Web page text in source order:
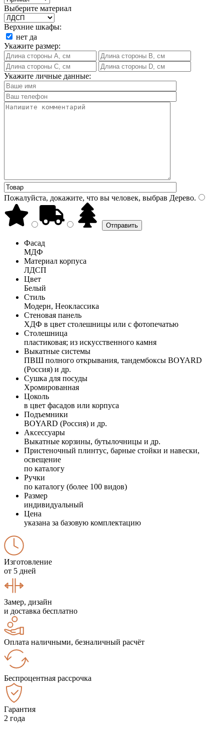
Выберите материал
Верхние шкафы:
нет да
Укажите размер:
Укажите личные данные:
Пожалуйста, докажите, что вы человек, выбрав Дерево.
Фасад
МДФ
Материал корпуса
ЛДСП
Цвет
Белый
Стиль
Модерн, Неоклассика
Стеновая панель
ХДФ в цвет столешницы или с фотопечатью
Столешница
пластиковая; из искусственного камня
Выкатные системы
ПВШ полного открывания, тандембоксы BOYARD
(Россия) и др.
Сушка для посуды
Хромированная
Цоколь
в цвет фасадов или корпуса
Подъемники
BOYARD (Россия) и др.
Аксессуары
Выкатные корзины, бутылочницы и др.
Пристеночный плинтус, барные стойки и навески,
освещение
по каталогу
Ручки
по каталогу (более 100 видов)
Размер
индивидуальный
Цена
указана за базовую комплектацию
Изготовление
от 5 дней
Замер, дизайн
и доставка бесплатно
Оплата наличными, безналичный расчёт
Беспроцентная рассрочка
Гарантия
2 года